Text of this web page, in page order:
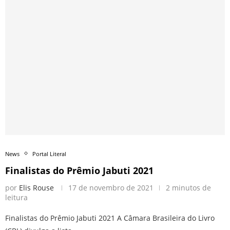
News Portal Literal
Finalistas do Prêmio Jabuti 2021
por Elis Rouse 17 de novembro de 2021
2 minutos de
leitura
Finalistas do Prêmio Jabuti 2021 A Câmara Brasileira do Livro